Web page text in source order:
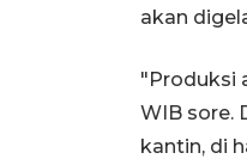
akan
"Produksi
WIB sore.
kantin, di